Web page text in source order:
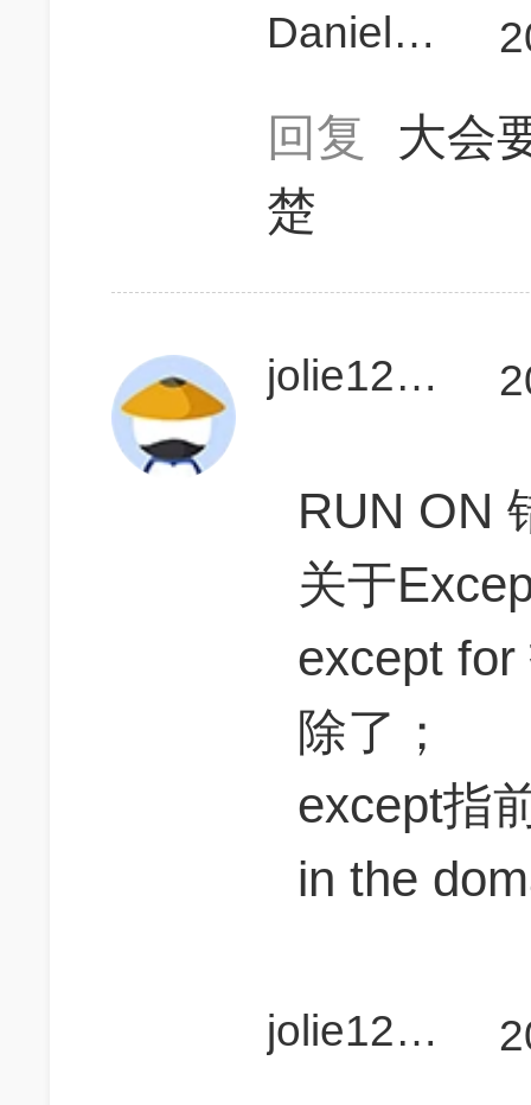
Daniel蛋扭
回复
大会
楚
jolie123456
RUN ON
关于
except
除了；
except指
in the
jolie123456